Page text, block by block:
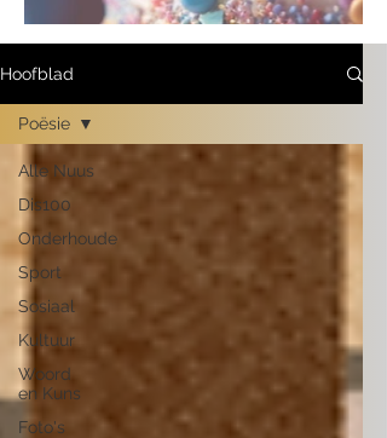
Hoofblad
Alle Nuus
Dis100
Onderhoude
Sport
Sosiaal
Kultuur
Woord
en Kuns
Foto's
Poësie